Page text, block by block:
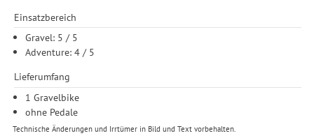
Einsatzbereich
Gravel: 5 / 5
Adventure: 4 / 5
Lieferumfang
1 Gravelbike
ohne Pedale
Technische Änderungen und Irrtümer in Bild und Text vorbehalten.